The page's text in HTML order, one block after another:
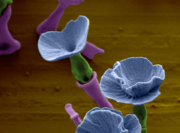
EPIDEMIE A
PANDEMIE
STAROVĚKÝ EGYPT